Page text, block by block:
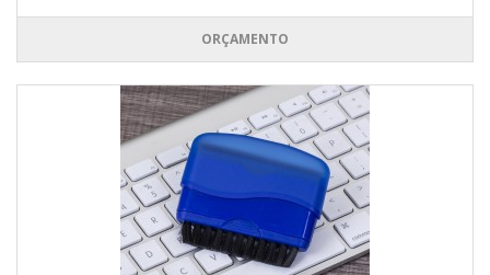
ORÇAMENTO